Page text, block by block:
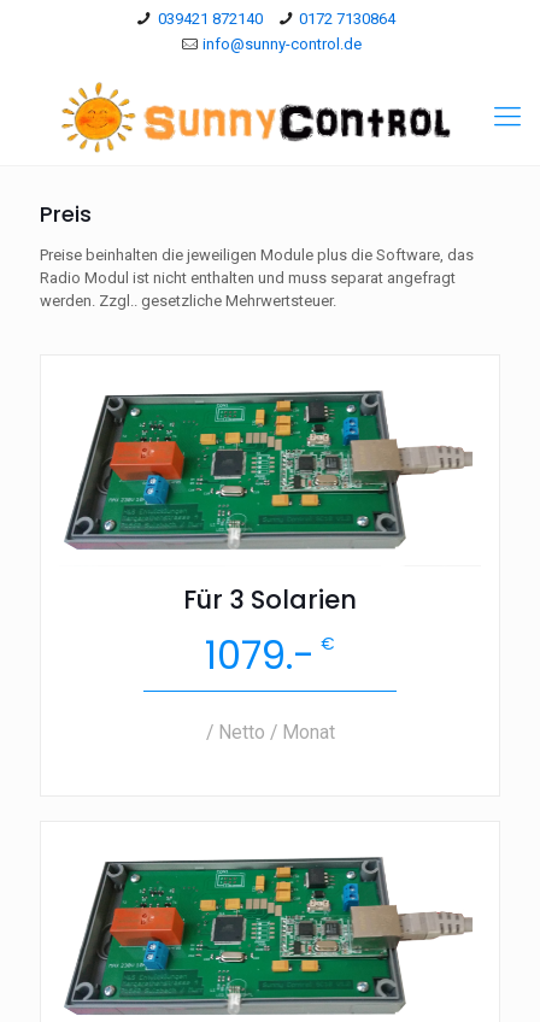
039421 872140
0172 7130864
info@sunny-control.de
Preis
Preise beinhalten die jeweiligen Module plus die Software, das
Radio Modul ist nicht enthalten und muss separat angefragt
werden. Zzgl.. gesetzliche Mehrwertsteuer.
Für 3 Solarien
1079.- €
/ Netto / Monat